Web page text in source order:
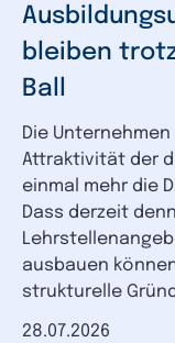
bleiben
Ball
Die
Attraktivität der
einmal mehr die
Dass derzeit
ausbauen
strukturelle
Datum der
28.07.2026